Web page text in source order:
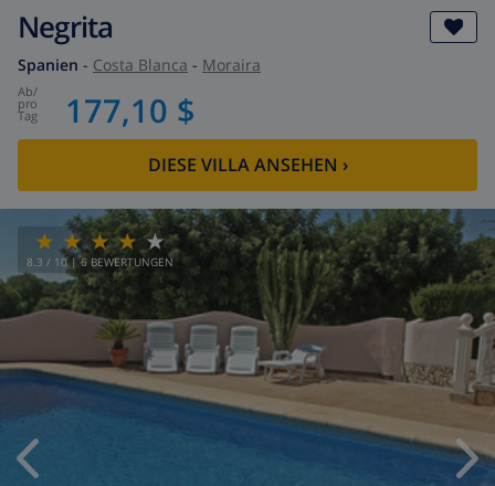
Negrita
Spanien - Costa Blanca - Moraira
ab/
pro
Tag 177,10 $
DIESE VILLA ANSEHEN ›
8.3 / 10 |6 BEWERTUNGEN